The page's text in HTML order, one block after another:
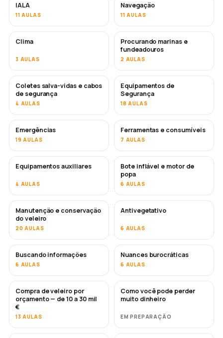
IALA
11 AULAS
Navegação
11 AULAS
Clima
3 AULAS
Procurando marinas e
fundeadouros
2 AULAS
Coletes salva-vidas e cabos
de segurança
4 AULAS
Equipamentos de
Segurança
18 AULAS
Emergências
19 AULAS
Ferramentas e consumíveis
7 AULAS
Equipamentos auxiliares
4 AULAS
Bote inflável e motor de
popa
6 AULAS
Manutenção e conservação
do veleiro
20 AULAS
EM BREVE
Antivegetativo
6 AULAS
Buscando informações
6 AULAS
Nuances burocráticas
6 AULAS
EM BREVE
Compra de veleiro por
orçamento — de 10 a 30 mil
€
13 AULAS
EM BREVE
Como você pode perder
muito dinheiro
EM PREPARAÇÃO